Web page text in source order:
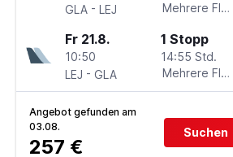
GLA - LEJ
Mehrere
Fr 21.8.
10:50
LEJ - GLA
1 Stopp
14:55 Std.
Mehrere
Angebot gefunden am
03.08.
257 €
Suchen